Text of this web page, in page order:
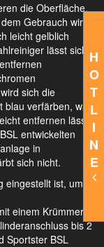
H
O
T
L
I
N
E
die Oberfläche,
Gebrauch wird
leicht gelblich
lässt sich
sich die
blau verfärben, was
entfernen lässt.
entwickelten
in
sich nicht.
eingestellt ist, umso
einem Krümmer
bis 2
Sportster BSL